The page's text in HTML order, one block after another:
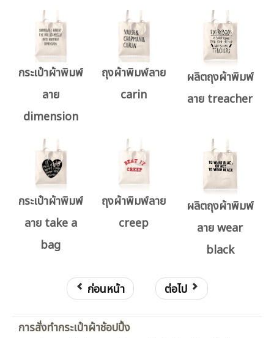
กระเป๋าผ้าพิมพ์
ลาย
dimension
ถุงผ้าพิมพ์ลาย
carin
ผลิตถุงผ้าพิมพ์
ลาย treacher
กระเป๋าผ้าพิมพ์
ลาย take a
bag
ถุงผ้าพิมพ์ลาย
creep
ผลิตถุงผ้าพิมพ์
ลาย wear
black
ก่อนหน้า ต่อไป
การสั่งทำกระเป๋าผ้าช้อปปิ้ง